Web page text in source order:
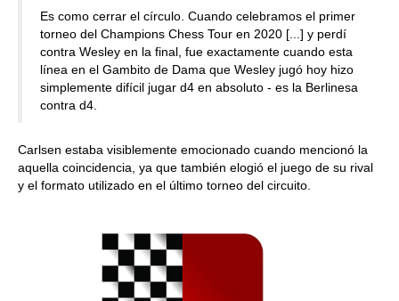
Es como cerrar el círculo. Cuando celebramos el primer
torneo del Champions Chess Tour en 2020 [...] y perdí
contra Wesley en la final, fue exactamente cuando esta
línea en el Gambito de Dama que Wesley jugó hoy hizo
simplemente difícil jugar d4 en absoluto - es la Berlinesa
contra d4.
Carlsen estaba visiblemente emocionado cuando mencionó la
aquella coincidencia, ya que también elogió el juego de su rival
y el formato utilizado en el último torneo del circuito.